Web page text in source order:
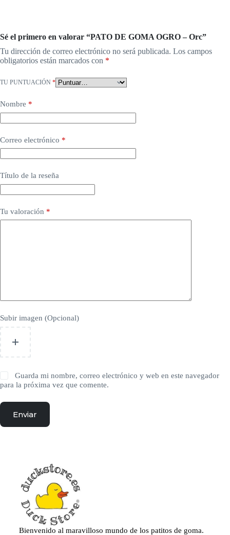
Sé el primero en valorar “PATO DE GOMA OGRO – Orc”
Tu dirección de correo electrónico no será publicada. Los campos
obligatorios están marcados con *
TU PUNTUACIÓN *
Nombre *
Correo electrónico *
Título de la reseña
Tu valoración *
Subir imagen (Opcional)
Guarda mi nombre, correo electrónico y web en este navegador
para la próxima vez que comente.
Enviar
Bienvenido al maravilloso mundo de los patitos de goma.